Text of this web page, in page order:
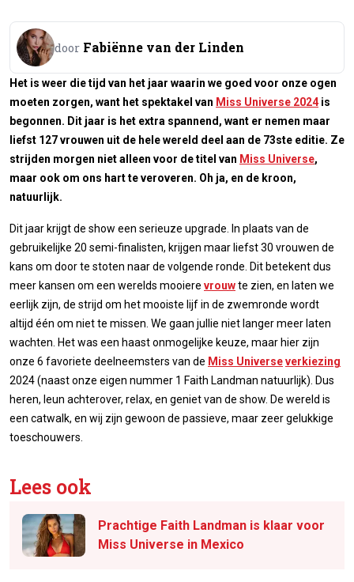
door Fabiënne van der Linden
Het is weer die tijd van het jaar waarin we goed voor onze ogen
moeten zorgen, want het spektakel van Miss Universe 2024 is
begonnen. Dit jaar is het extra spannend, want er nemen maar
liefst 127 vrouwen uit de hele wereld deel aan de 73ste editie. Ze
strijden morgen niet alleen voor de titel van Miss Universe,
maar ook om ons hart te veroveren. Oh ja, en de kroon,
natuurlijk.
Dit jaar krijgt de show een serieuze upgrade. In plaats van de
gebruikelijke 20 semi-finalisten, krijgen maar liefst 30 vrouwen de
kans om door te stoten naar de volgende ronde. Dit betekent dus
meer kansen om een werelds mooiere vrouwte zien, en laten we
eerlijk zijn, de strijd om het mooiste lijf in de zwemronde wordt
altijd één om niet te missen. We gaan jullie niet langer meer laten
wachten. Het was een haast onmogelijke keuze, maar hier zijn
onze 6 favoriete deelneemsters van de Miss Universeverkiezing
2024 (naast onze eigen nummer 1 Faith Landman natuurlijk). Dus
heren, leun achterover, relax, en geniet van de show. De wereld is
een catwalk, en wij zijn gewoon de passieve, maar zeer gelukkige
toeschouwers.
Lees ook
Prachtige Faith Landman is klaar voor
Miss Universe in Mexico